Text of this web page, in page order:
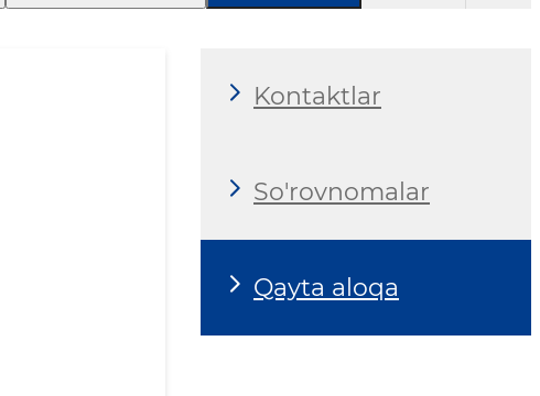
Kontaktlar
So'rovnomalar
Qayta aloqa